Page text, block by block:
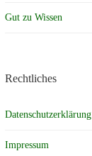
Gut zu Wissen
Rechtliches
Datenschutzerklärung
Impressum